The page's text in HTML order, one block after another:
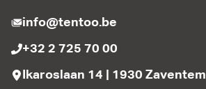
info@tentoo.be
+32 2 725 70 00
Ikaroslaan 14 | 1930 Zaventem